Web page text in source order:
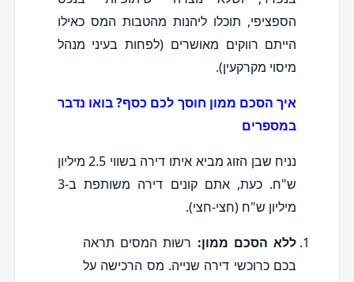
הספציפי, תוכלו ליהנות מהטבות המס כאילו
הייתם רווקים מאושרים (לפחות בעיני מנהל
מיסוי מקרקעין).
איך הסכם ממון חוסך לכם כסף? בואו נדבר
במספרים
נניח שבן הזוג מביא איתו דירה בשווי 2.5 מיליון
ש"ח. כעת, אתם קונים דירה משותפת ב-3
מיליון ש"ח (חצי-חצי).
ללא הסכם ממון: רשות המסים תראה
בכם כרוכשי דירה שנייה. מס הרכישה על